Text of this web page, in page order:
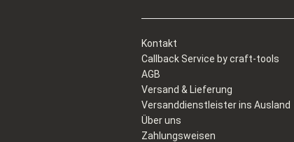
Kontakt
Callback Service by craft-tools
AGB
Versand & Lieferung
Versanddienstleister ins Ausland
Über uns
Zahlungsweisen